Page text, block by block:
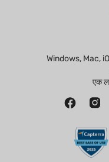
Windows, Mac,
एक